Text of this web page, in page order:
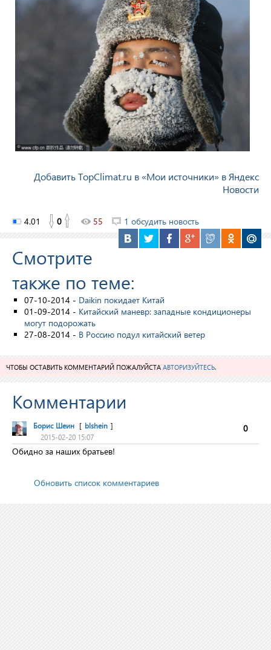
Добавить TopClimat.ru в «Мои источники» в Яндекс
Новости
4.01 0 55 1 обсудить новость
Смотрите
также по теме:
07-10-2014 - Daikin покидает Китай
01-09-2014 - Китайский маневр: западные кондиционеры
могут подорожать
27-08-2014 - В Россию подул китайский ветер
ЧТОБЫ ОСТАВИТЬ КОММЕНТАРИЙ ПОЖАЛУЙСТА АВТОРИЗУЙТЕСЬ.
Комментарии
0
Борис Шеин [ blshein ]
2015-02-20 15:07
Обидно за наших братьев!
Обновить список комментариев